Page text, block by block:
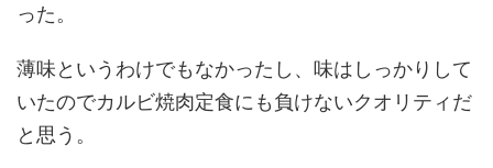
った。
薄味というわけでもなかったし、味はしっかりして
いたのでカルビ焼肉定食にも負けないクオリティだ
と思う。